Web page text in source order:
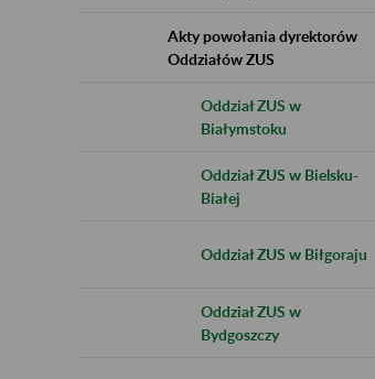
Akty powołania dyrektorów
Oddziałów ZUS
Oddział ZUS w
Białymstoku
Oddział ZUS w Bielsku-
Białej
Oddział ZUS w Biłgoraju
Oddział ZUS w
Bydgoszczy